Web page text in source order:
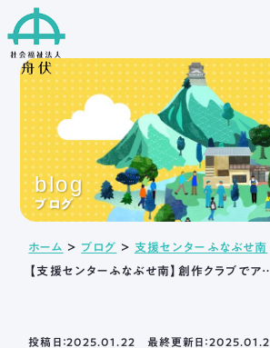
Menu
舟伏の取り組み
生活訓練はばたき
支援センター
工房はばたき
岐阜市超短時間ワーク
舟伏
ご挨
法人
情報
blog
ブログ
ホーム ＞ ブログ ＞ 支援センターふなぶせ南
【支援センターふなぶせ南】創作クラブで
投稿日：2025.01.22 最終更新日：